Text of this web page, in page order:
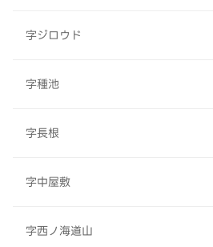
字ジロウド
字種池
字長根
字中屋敷
字西ノ海道山